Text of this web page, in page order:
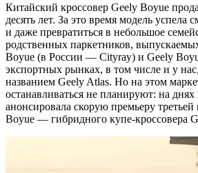
Китайский кроссовер Geely Boyue
десять лет. За это время модель успела
и даже превратиться в небольшое
родственных паркетников,
Boyue (в России — Cityray) и Geely
экспортных рынках, в том числе и у
названием Geely Atlas. Но на этом
останавливаться не планируют: на
анонсировала скорую премьеру
Boyue — гибридного купе‑кроссовера